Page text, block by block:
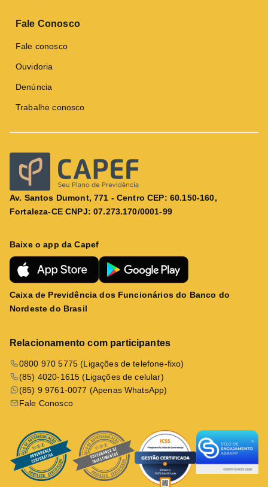
Fale Conosco
Fale conosco
Ouvidoria
Denúncia
Trabalhe conosco
Av. Santos Dumont, 771 - Centro CEP: 60.150-160,
Fortaleza-CE CNPJ: 07.273.170/0001-99
Baixe o app da Capef
Caixa de Previdência dos Funcionários do Banco do
Nordeste do Brasil
Relacionamento com participantes
0800 970 5775 (Ligações de telefone-fixo)
(85) 4020-1615 (Ligações de celular)
(85) 9 9761-0077 (Apenas WhatsApp)
Fale Conosco